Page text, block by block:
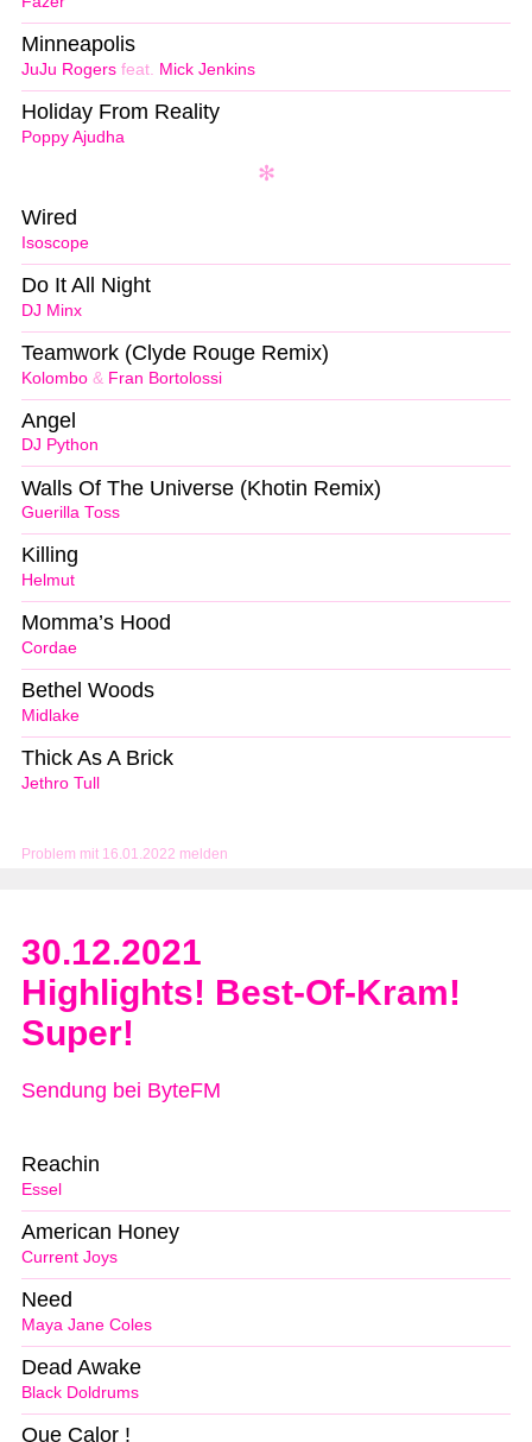
Problem mit 16.01.2022 melden
JuJu Rogers feat. Mick Jenkins
Minneapolis
Poppy Ajudha
Holiday From Reality
Isoscope
Wired
DJ Minx
Do It All Night
Kolombo & Fran Bortolossi
Teamwork (Clyde Rouge Remix)
DJ Python
Angel
Guerilla Toss
Walls Of The Universe (Khotin Remix)
Helmut
Killing
Cordae
Momma’s Hood
Midlake
Bethel Woods
Jethro Tull
Thick As A Brick
30.12.2021
Highlights! Best-Of-Kram!
Super!
Sendung bei ByteFM
Essel
Reachin
Current Joys
American Honey
Maya Jane Coles
Need
Black Doldrums
Dead Awake
Que Calor !